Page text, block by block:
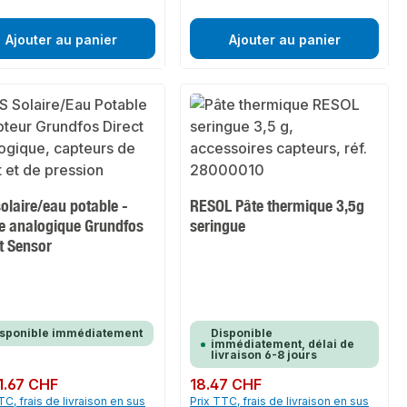
Ajouter au panier Ajouter au panier
eau potable -
analogique Grundfos
Sensor
immédiatement
: CHF
frais de livraison en sus
RESOL Pâte thermique 3,5g
seringue
Disponible
immédiatement, délai de
livraison 6-8 jours
Prix régulier :
18.47 CHF
Prix TTC, frais de livraison en sus